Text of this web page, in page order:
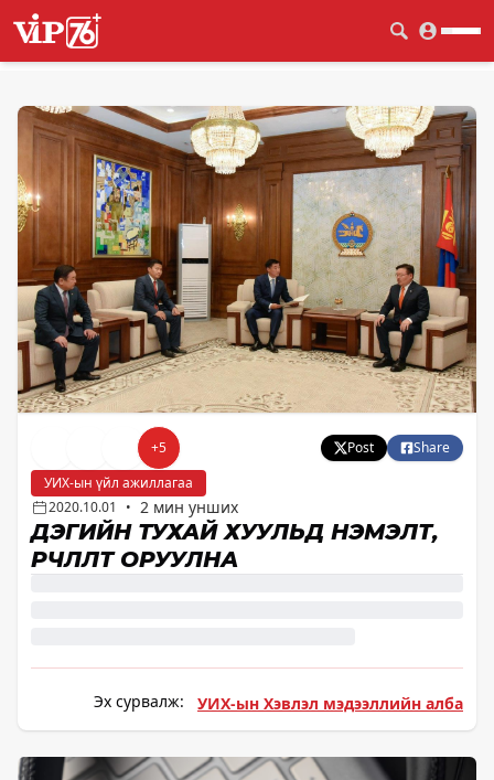
+5 Post
Share
УИХ-ын үйл ажиллагаа
2020.10.01
• 2 мин унших
ДЭГИЙН ТУХАЙ ХУУЛЬД НЭМЭЛТ,
ӨӨРЧЛӨЛТ ОРУУЛНА
Эх сурвалж: УИХ-ын Хэвлэл мэдээллийн алба